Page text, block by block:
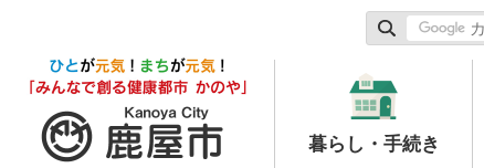
鹿屋市
暮らし・手続き